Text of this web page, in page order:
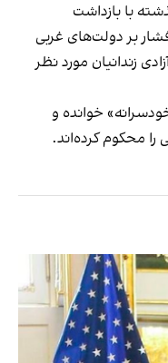
با بازداشت
بر دولت‌های غربی
زندانیان مورد نظر
خوانده و
محکوم کرده‌اند.